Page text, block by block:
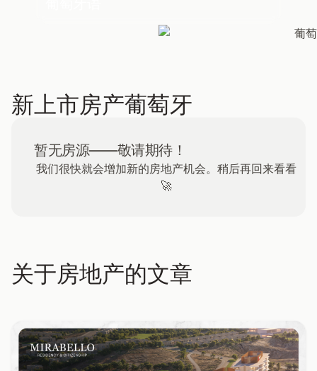
新上市房产葡萄牙
暂无房源——敬请期待！
我们很快就会增加新的房地产机会。稍后再回来看看
🚀
关于房地产的文章